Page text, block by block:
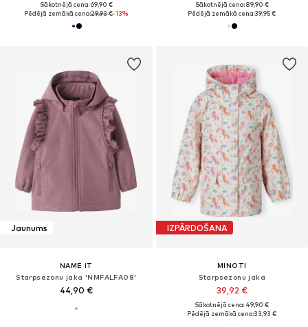
Sākotnējā cena: 69,90 €
Pēdējā zemākā cena:29,93 €-13%
Sākotnējā cena: 89,90 €
Pēdējā zemākā cena:39,95 €
Jaunums
NAME IT
Starpsezonu jaka 'NMFALFA08'
44,90 €
IZPĀRDOŠANA
MINOTI
Starpsezonu jaka
39,92 €
Sākotnējā cena: 49,90 €
Pēdējā zemākā cena:33,93 €